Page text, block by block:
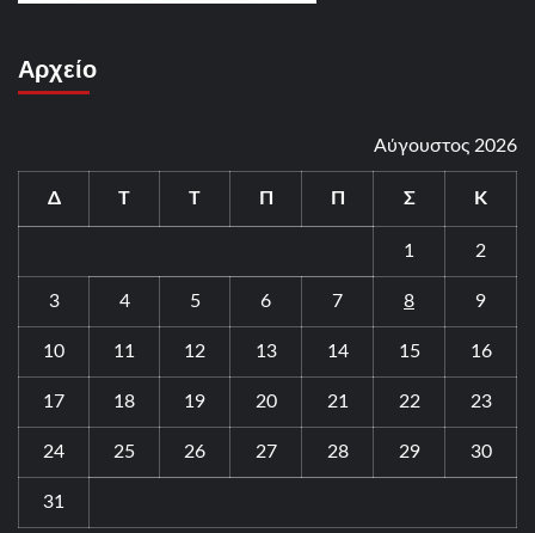
Αρχείο
Αύγουστος 2026
Δ Τ Τ Π Π Σ Κ
1 2
3 4 5 6 7 8 9
10 11 12 13 14 15 16
17 18 19 20 21 22 23
24 25 26 27 28 29 30
31